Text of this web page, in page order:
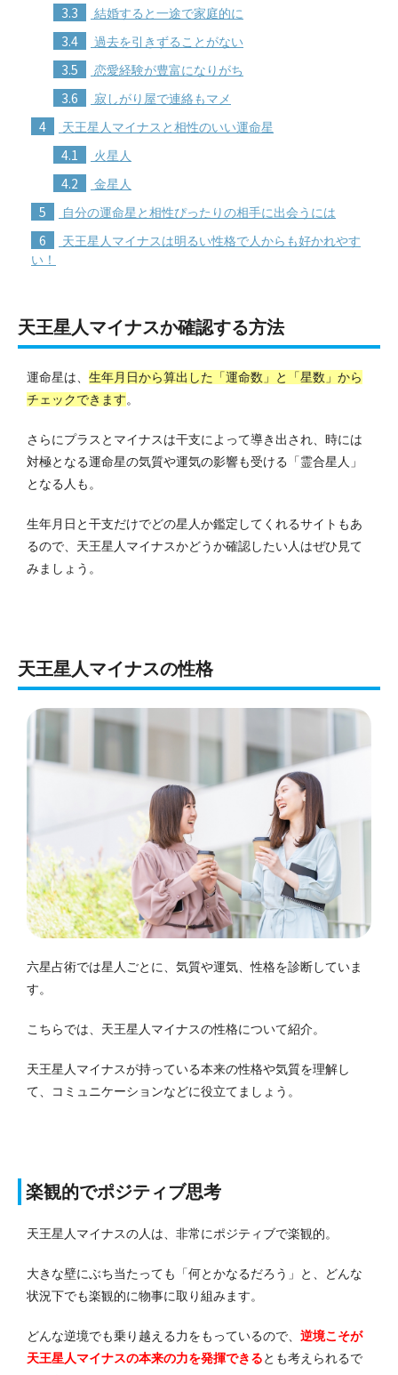
3.3 結婚すると一途で家庭的に
3.4 過去を引きずることがない
3.5 恋愛経験が豊富になりがち
3.6 寂しがり屋で連絡もマメ
4 天王星人マイナスと相性のいい運命星
4.1 火星人
4.2 金星人
5 自分の運命星と相性ぴったりの相手に出会うには
6
天王星人マイナスは明るい性格で人からも好かれやす
い！
天王星人マイナスか確認する方法
運命星は、 生年月日から算出した「運命数」と「星数」から
チェックできます。
さらにプラスとマイナスは干支によって導き出され、時には
対極となる運命星の気質や運気の影響も受ける「霊合星人」
となる人も。
生年月日と干支だけでどの星人か鑑定してくれるサイトもあ
るので、天王星人マイナスかどうか確認したい人はぜひ見て
みましょう。
天王星人マイナスの性格
六星占術では星人ごとに、気質や運気、性格を診断していま
す。
こちらでは、天王星人マイナスの性格について紹介。
天王星人マイナスが持っている本来の性格や気質を理解し
て、コミュニケーションなどに役立てましょう。
楽観的でポジティブ思考
天王星人マイナスの人は、非常にポジティブで楽観的。
大きな壁にぶち当たっても「何とかなるだろう」と、どんな
状況下でも楽観的に物事に取り組みます。
どんな逆境でも乗り越える力をもっているので、 逆境こそが
天王星人マイナスの本来の力を発揮できるとも考えられるで